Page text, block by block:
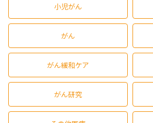
小児がん
がん
がん緩和ケア
がん研究